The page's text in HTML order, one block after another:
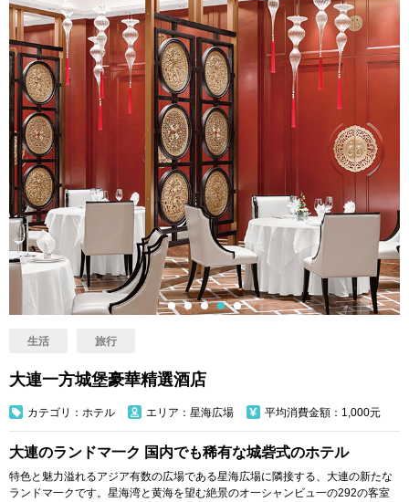
生活 旅行
大連一方城堡豪華精選酒店
カテゴリ：ホテル エリア：星海広場 平均消費金額：1,000元
大連のランドマ一ク 国内でも稀有な城砦式のホテル
特色と魅力溢れるアジア有数の広場である星海広場に隣接する、大連の新たな
ランドマ一クです。星海湾と黄海を望む絶景のオ一シャンビュ一の292の客室